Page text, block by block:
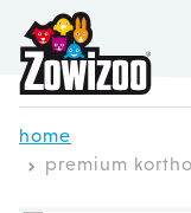
Ga direct door
home
premium